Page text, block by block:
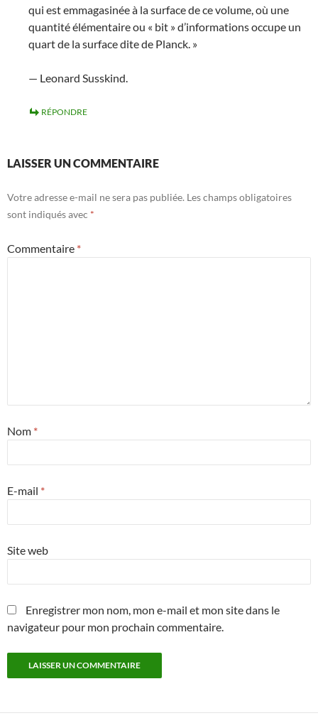
qui est emmagasinée à la surface de ce volume, où une
quantité élémentaire ou « bit » d’informations occupe un
quart de la surface dite de Planck. »
— Leonard Susskind.
RÉPONDRE
LAISSER UN COMMENTAIRE
Votre adresse e-mail ne sera pas publiée. Les champs obligatoires
sont indiqués avec *
Commentaire *
Nom *
E-mail *
Site web
Enregistrer mon nom, mon e-mail et mon site dans le
navigateur pour mon prochain commentaire.